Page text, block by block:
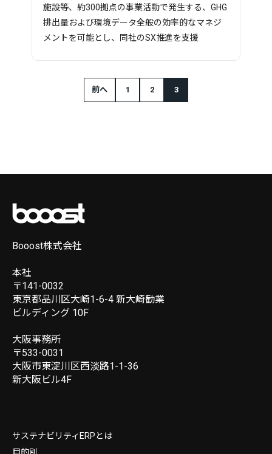
施設等、約300拠点の事業活動で発生する、GHG
排出量および環境データ全般の効率的なマネジ
メントを可能とし、同社のSX推進を支援
前へ 1 2 3
Booost株式会社
本社
〒141-0032
東京都品川区大崎1-6-4 新大崎勧業
ビルディング 10F
大阪事務所
〒533-0031
大阪市東淀川区西淡路1-1-36
新大阪ビル4F
サステナビリティERPとは